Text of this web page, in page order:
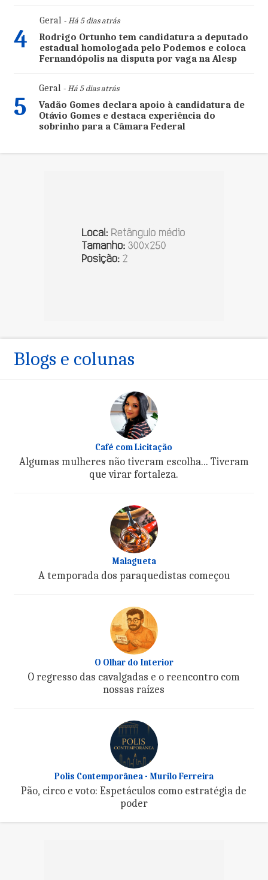
4
Geral- Há 5 dias atrás
Rodrigo Ortunho tem candidatura a deputado
estadual homologada pelo Podemos e coloca
Fernandópolis na disputa por vaga na Alesp
5
Geral- Há 5 dias atrás
Vadão Gomes declara apoio à candidatura de
Otávio Gomes e destaca experiência do
sobrinho para a Câmara Federal
Blogs e colunas
Café com Licitação
Algumas mulheres não tiveram escolha... Tiveram
que virar fortaleza.
Malagueta
A temporada dos paraquedistas começou
O Olhar do Interior
O regresso das cavalgadas e o reencontro com
nossas raízes
Polis Contemporânea - Murilo Ferreira
Pão, circo e voto: Espetáculos como estratégia de
poder